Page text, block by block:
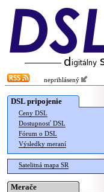
neprihlásený
DSL pripojenie
Ceny DSL
Dostupnosť DSL
Fórum o DSL
Výsledky meraní
Satelitná mapa SR
Merače